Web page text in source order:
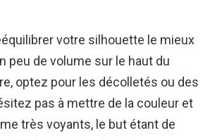
votre silhouette le mieux
peu de volume sur le haut du
optez pour les décolletés ou des
pas à mettre de la couleur et
très voyants, le but étant de